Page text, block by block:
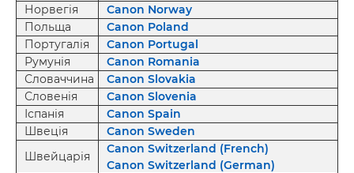
Норвегія
Canon Norway
Польща
Canon Poland
Португалія
Canon Portugal
Румунія
Canon Romania
Словаччина
Canon Slovakia
Словенія
Canon Slovenia
Іспанія
Canon Spain
Швеція
Canon Sweden
Швейцарія
Canon Switzerland (French)
Canon Switzerland (German)